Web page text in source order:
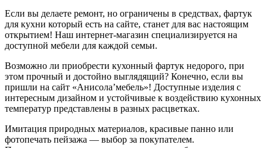
Если вы делаете ремонт, но ограничены в средствах, фартук
для кухни который есть на сайте, станет для вас настоящим
открытием! Наш интернет-магазин специализируется на
доступной мебели для каждой семьи.
Возможно ли приобрести кухонный фартук недорого, при
этом прочный и достойно выглядящий? Конечно, если вы
пришли на сайт «Анисола’мебель»! Доступные изделия с
интересным дизайном и устойчивые к воздействию кухонных
температур представлены в разных расцветках.
Имитация природных материалов, красивые панно или
фотопечать пейзажа — выбор за покупателем.